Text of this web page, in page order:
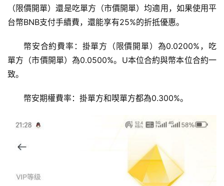
算
计
算
（限價開單）還是吃單方（市價開單）均適用，如果使用平
台幣BNB支付手續費，還能享有25%的折抵優惠。
幣安合約費率：掛單方（限價開單）為0.0200%，吃
單方（市價開單）為0.0500%。U本位合約與幣本位合約一
致。
幣安期權費率：掛單方和喫單方都為0.300%。